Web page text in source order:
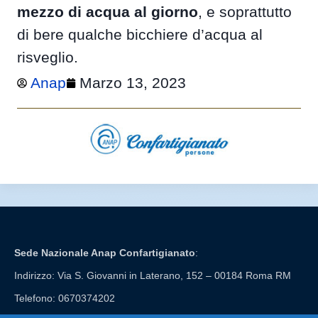
mezzo di acqua al giorno, e soprattutto
di bere qualche bicchiere d’acqua al
risveglio.
Anap
Marzo 13, 2023
Sede Nazionale Anap Confartigianato:
Indirizzo: Via S. Giovanni in Laterano, 152 – 00184 Roma RM
Telefono: 0670374202